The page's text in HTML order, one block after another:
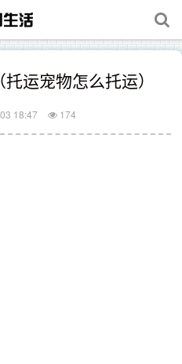
运宠物怎么托运）
18:47 174